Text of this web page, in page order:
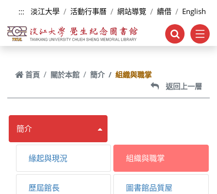
跳到主要內容
::: 淡江大學 活動行事曆 網站導覽 續借 English
首頁 關於本館 簡介
組織與職掌
返回上一層
簡介
緣起與現況 組織與職掌
歷屆館長 圖書館品質屋